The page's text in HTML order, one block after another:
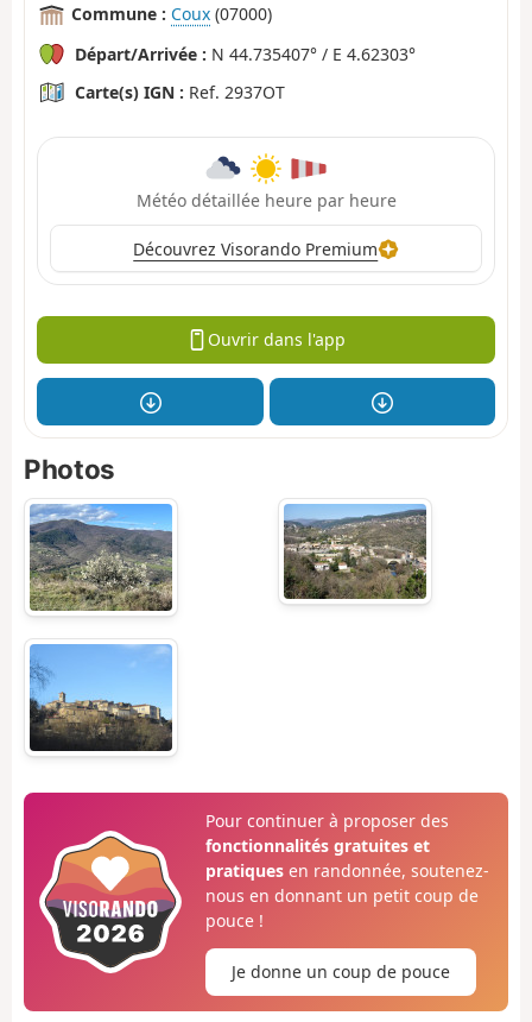
Commune : Coux (07000)
Départ/Arrivée : N 44.735407° / E 4.62303°
Carte(s) IGN : Ref. 2937OT
Météo détaillée heure par heure
Découvrez Visorando Premium
Ouvrir dans l'app
Photos
Pour continuer à proposer des
fonctionnalités gratuites et
pratiquesen randonnée, soutenez-
nous en donnant un petit coup de
pouce !
Je donne un coup de pouce